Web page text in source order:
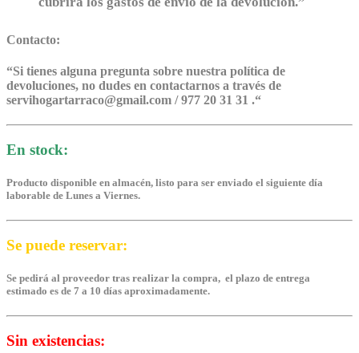
Contacto:
“Si tienes alguna pregunta sobre nuestra política de
devoluciones, no dudes en contactarnos a través de
servihogartarraco@gmail.com / 977 20 31 31 .“
En stock:
Producto disponible en almacén, listo para ser enviado el siguiente día
laborable de Lunes a Viernes.
Se puede reservar:
Se pedirá al proveedor tras realizar la compra, el plazo de entrega
estimado es de 7 a 10 días aproximadamente.
Sin existencias: